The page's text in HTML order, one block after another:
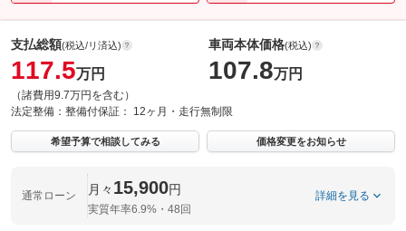
支払総額(税込/リ済込)
117.5万円
（諸費用9.7万円を含む）
車両本体価格(税込)
107.8万円
法定整備： 整備付保証： 12ヶ月・走行無制限
希望予算で相談してみる 価格変更をお知らせ
通常ローン 月々 15,900円
実質年率6.9%・48回
詳細を見る